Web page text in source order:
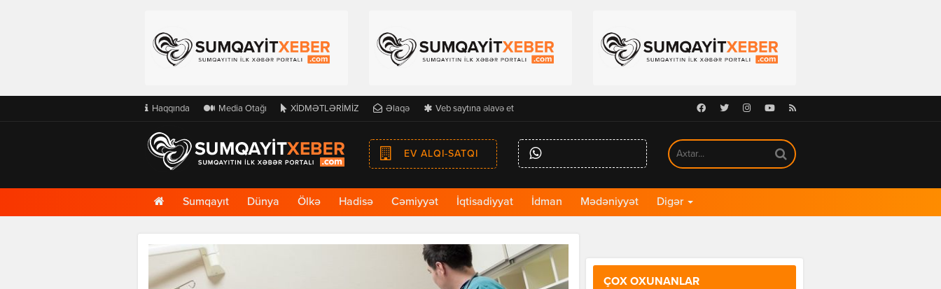
Haqqında Media Otağı XİDMƏTLƏRİMİZ Əlaqə Veb saytına əlavə et Facebook
TwitterInstagramYoutubeRSS
EV ALQI-SATQI
Ana
Səhifə
Sumqayıt Dünya Ölkə Hadisə Cəmiyyət İqtisadiyyat İdman Mədəniyyət Digər
ÇOX OXUNANLAR